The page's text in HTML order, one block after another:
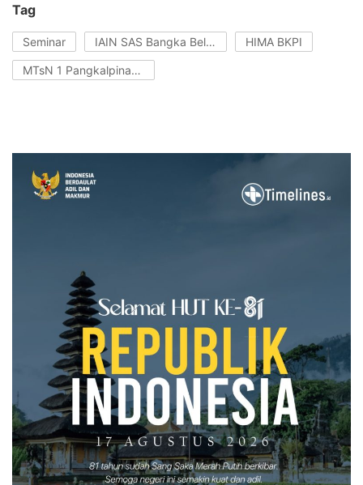
Tag
Seminar IAIN SAS Bangka Belitung HIMA BKPI
MTsN 1 Pangkalpinang